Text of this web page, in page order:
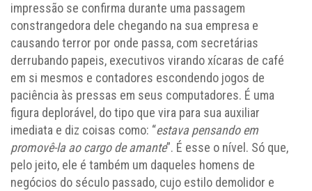
impressão se confirma durante uma passagem
constrangedora dele chegando na sua empresa e
causando terror por onde passa, com secretárias
derrubando papeis, executivos virando xícaras de café
em si mesmos e contadores escondendo jogos de
paciência às pressas em seus computadores. É uma
figura deplorável, do tipo que vira para sua auxiliar
imediata e diz coisas como: “estava pensando em
promovê-la ao cargo de amante”. É esse o nível. Só que,
pelo jeito, ele é também um daqueles homens de
negócios do século passado, cujo estilo demolidor e